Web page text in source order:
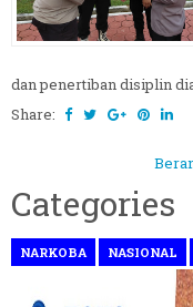
dan penertiban disiplin
Share:
Categories
NARKOBA NASIONAL